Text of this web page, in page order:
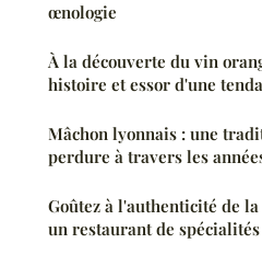
œnologie
À la découverte du vin
histoire et essor d'une
Mâchon lyonnais : une
perdure à travers les
Goûtez à l'authenticité de
un restaurant de